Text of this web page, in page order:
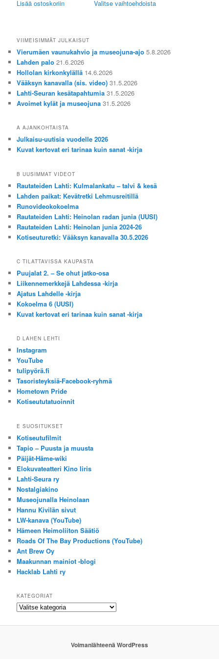
oli:
on:
Lisää ostoskoriin Valitse vaihtoehdoistatuotteella
Voit
VIIMEISIMMÄT JULKAISUT
Vierumäen vaunukahvio ja museojuna-ajo 5.8.2026
Lahden palo 21.6.2026
Hollolan kirkonkylällä 14.6.2026
Vääksyn kanavalla (sis. video) 31.5.2026
Lahti-Seuran kesätapahtumia 31.5.2026
Avoimet kylät ja museojuna 31.5.2026
A AJANKOHTAISTA
Julkaisu-uutisia vuodelle 2026
Kuvat kertovat eri tarinaa kuin sanat -kirja
B UUSIMMAT VIDEOT
Rautateiden Lahti: Kulmalankatu – talvi & kesä
Lahden paikat: Kevätretki Lehmusreitillä
Runovideokokoelma
Rautateiden Lahti: Heinolan radan junia (UUSI)
Rautateiden Lahti: Heinolan junia 2024-26
Kotiseuturetki: Vääksyn kanavalla 30.5.2026
C TILATTAVISSA KAUPASTA
Puujalat 2. – Se ohut jatko-osa
Liikennemerkkejä Lahdessa -kirja
Ajatus Lahdelle -kirja
Kokoelma 6 (UUSI)
Kuvat kertovat eri tarinaa kuin sanat -kirja
D LAHEN LEHTI
Instagram
YouTube
tulipyörä.fi
Tasoristeyksiä-Facebook-ryhmä
Hometown Pride
Kotiseututatuoinnit
E SUOSITUKSET
Kotiseutufilmit
Tapio – Puusta ja muusta
Päijät-Häme-wiki
Elokuvateatteri Kino Iiris
Lahti-Seura ry
Nostalgiakino
Museojunalla Heinolaan
Hannu Kivilän sivut
LW-kanava (YouTube)
Hämeen Heimoliiton Säätiö
Roads Of The Bay Productions (YouTube)
Ant Brew Oy
Maakunnan mainiot -blogi
Hacklab Lahti ry
KATEGORIAT
Kategoriat
Voimanlähteenä WordPress